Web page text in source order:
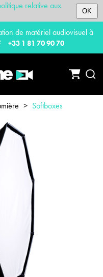
relative aux
OK
de matériel audiovisuel à
+33 1 81 70 90 70
> Softboxes